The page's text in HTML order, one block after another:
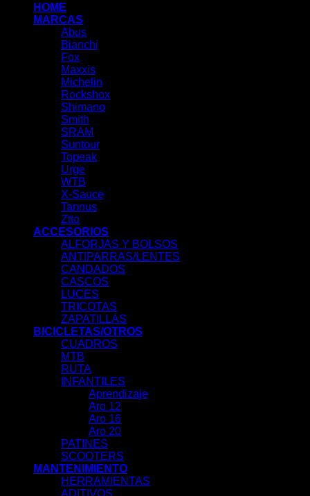
HOME
MARCAS
Abus
Bianchi
Fox
Maxxis
Michelin
Rockshox
Shimano
Smith
SRAM
Suntour
Topeak
Urge
WTB
X-Sauce
Tannus
Ztto
ACCESORIOS
ALFORJAS Y BOLSOS
ANTIPARRAS/LENTES
CANDADOS
CASCOS
LUCES
TRICOTAS
ZAPATILLAS
BICICLETAS/OTROS
CUADROS
MTB
RUTA
INFANTILES
Aprendizaje
Aro 12
Aro 16
Aro 20
PATINES
SCOOTERS
MANTENIMIENTO
HERRAMIENTAS
ADITIVOS